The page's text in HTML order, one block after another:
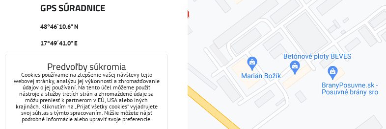
GPS SÚRADNICE
48°46´10.6" N
17°49´41.0" E
Externý obsah je blokovaný Voľbami súkromia
Prajete si načítať externý obsah?
Povoliť tentokrát
Povoliť a zapamätať - súhlas s druhom cookie: Funkčné
Otvoriť obsah v novom okne
Predvoľby súkromia
Cookies používame na zlepšenie vašej návštevy tejto
webovej stránky, analýzu jej výkonnosti a zhromažďovanie
údajov o jej používaní. Na tento účel môžeme použiť
nástroje a služby tretích strán a zhromaždené údaje sa
môžu preniesť k partnerom v EÚ, USA alebo iných
krajinách. Kliknutím na „Prijať všetky cookies“ vyjadrujete
svoj súhlas s týmto spracovaním. Nižšie môžete nájsť
podrobné informácie alebo upraviť svoje preferencie.